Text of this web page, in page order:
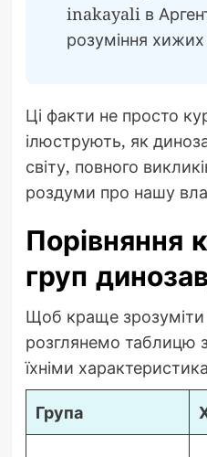
inakayali в
розуміння хижих
Ці факти не просто
ілюструють, як
світу, повного
роздуми про нашу
Порівняння
груп
Щоб краще зрозуміти
розглянемо таблицю
їхніми
Група